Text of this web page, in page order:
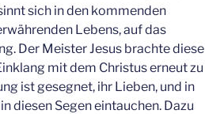
sich in den kommenden
Lebens, auf das
Der Meister Jesus brachte diese
mit dem Christus erneut zu
ist gesegnet, ihr Lieben, und in
diesen Segen eintauchen. Dazu